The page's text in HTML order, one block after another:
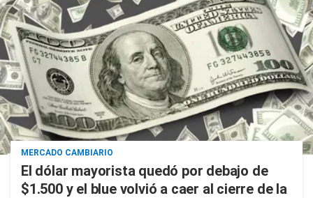
MERCADO CAMBIARIO
El dólar mayorista quedó por debajo de
$1.500 y el blue volvió a caer al cierre de la